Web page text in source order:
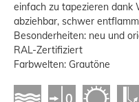
einfach zu tapezieren dank
abziehbar, schwer
Besonderheiten: neu und
RAL-Zertifiziert
Farbwelten: Grautöne